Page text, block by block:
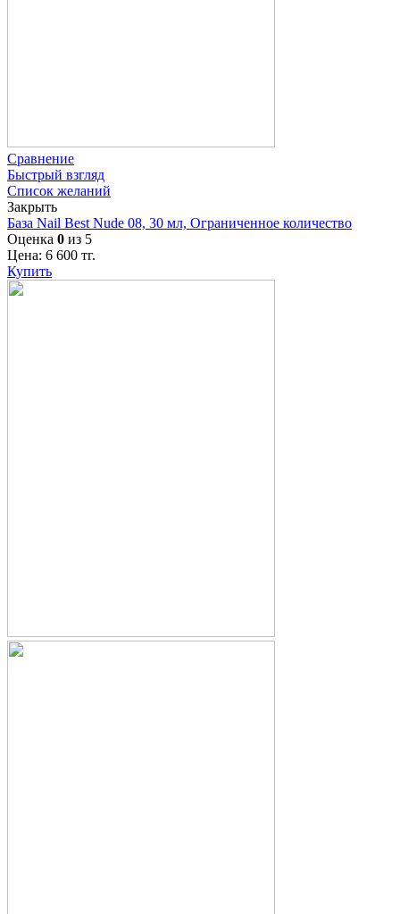
Сравнение
Быстрый взгляд
Список желаний
Закрыть
База Nail Best Nude 08, 30 мл, Ограниченное количество
Оценка 0 из 5
Цена: 6 600 тг.
Купить